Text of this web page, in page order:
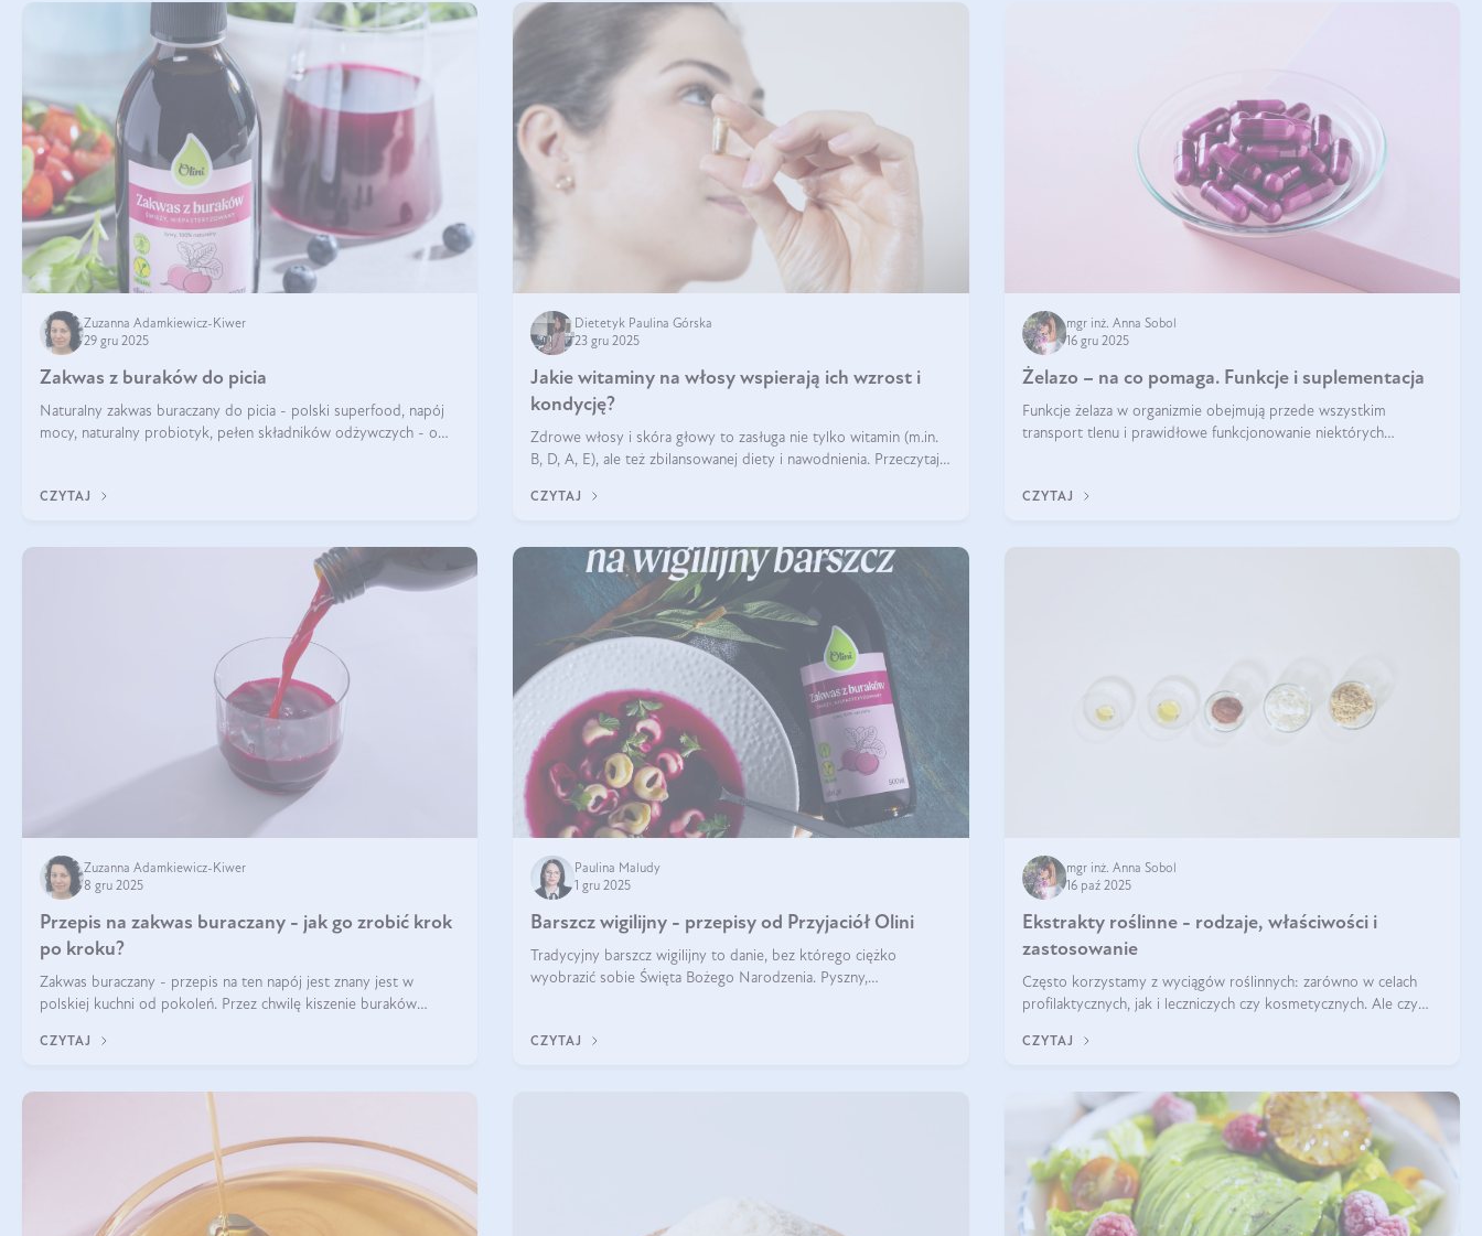
Zuzanna Adamkiewicz-Kiwer
29 gru 2025
Zakwas z buraków do picia
Naturalny zakwas buraczany do picia - polski superfood, napój
mocy, naturalny probiotyk, pełen składników odżywczych - o
CZYTAJ
Dietetyk Paulina Górska
23 gru 2025
Jakie witaminy na włosy wspierają ich wzrost i
kondycję?
Zdrowe włosy i skóra głowy to zasługa nie tylko witamin (m.in.
B, D, A, E), ale też zbilansowanej diety i nawodnienia. Przeczytaj
wypadanie włosów.
CZYTAJ
mgr inż. Anna Sobol
16 gru 2025
Żelazo – na co pomaga. Funkcje i suplementacja
Funkcje żelaza w organizmie obejmują przede wszystkim
transport tlenu i prawidłowe funkcjonowanie niektórych
etapie życia.
CZYTAJ
Zuzanna Adamkiewicz-Kiwer
8 gru 2025
Przepis na zakwas buraczany - jak go zrobić krok
po kroku?
Zakwas buraczany - przepis na ten napój jest znany jest w
polskiej kuchni od pokoleń. Przez chwilę kiszenie buraków
na fali popularności na
CZYTAJ
Paulina Maludy
1 gru 2025
Barszcz wigilijny - przepisy od Przyjaciół Olini
Tradycyjny barszcz wigilijny to danie, bez którego ciężko
wyobrazić sobie Święta Bożego Narodzenia. Pyszny,
CZYTAJ
mgr inż. Anna Sobol
16 paź 2025
Ekstrakty roślinne - rodzaje, właściwości i
zastosowanie
Często korzystamy z wyciągów roślinnych: zarówno w celach
profilaktycznych, jak i leczniczych czy kosmetycznych. Ale czy
tych substancji z roślin?
CZYTAJ